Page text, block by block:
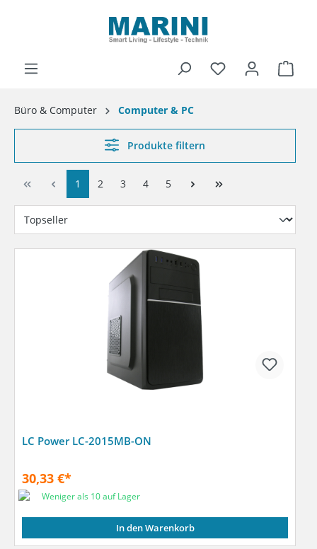
Büro & Computer Computer & PC
Produkte filtern
1 2 3 4 5
LC Power LC-2015MB-ON
30,33 €*
Weniger als 10 auf Lager
In den Warenkorb